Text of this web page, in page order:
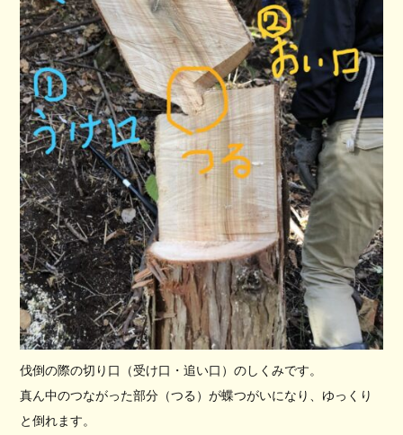
伐倒の際の切り口（受け口・追い口）のしくみです。
真ん中のつながった部分（つる）が蝶つがいになり、ゆっくり
と倒れます。